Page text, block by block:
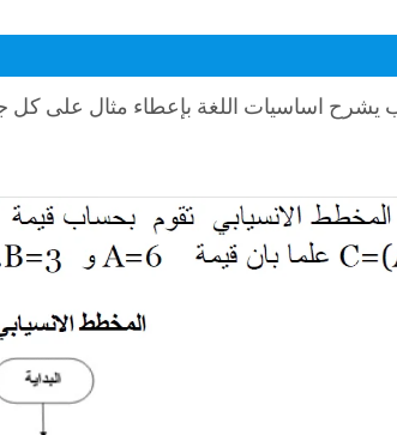
يشرح اساسيات اللغة بإعطاء مثال على كل